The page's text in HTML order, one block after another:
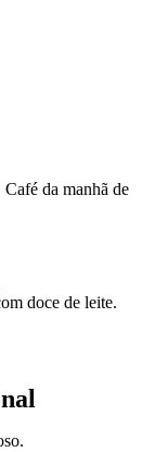
da manhã de
doce de leite.